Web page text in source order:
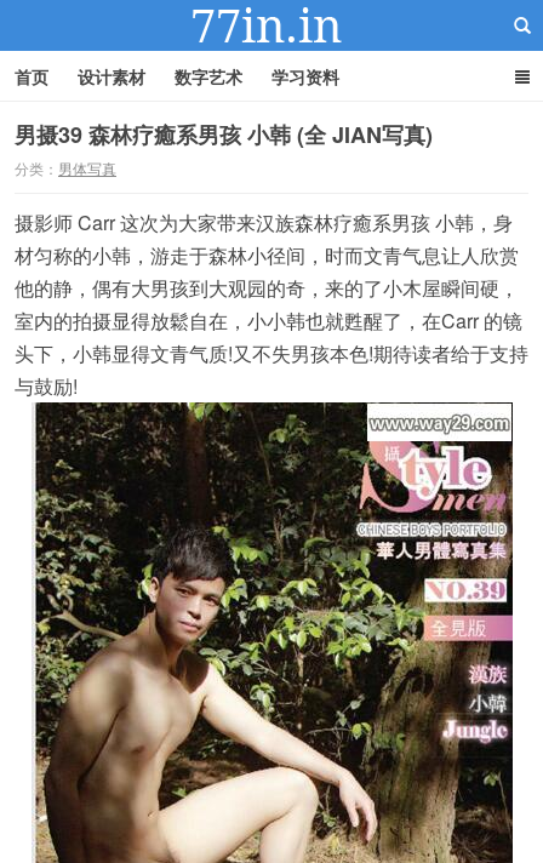
首页 设计素材 数字艺术 学习资料
男摄39 森林疗癒系男孩 小韩 (全 JIAN写真)
分类： 男体写真
摄影师 Carr 这次为大家带来汉族森林疗癒系男孩 小韩，身
材匀称的小韩，游走于森林小径间，时而文青气息让人欣赏
他的静，偶有大男孩到大观园的奇，来的了小木屋瞬间硬，
室内的拍摄显得放鬆自在，小小韩也就甦醒了，在Carr 的镜
头下，小韩显得文青气质!又不失男孩本色!期待读者给于支持
与鼓励!